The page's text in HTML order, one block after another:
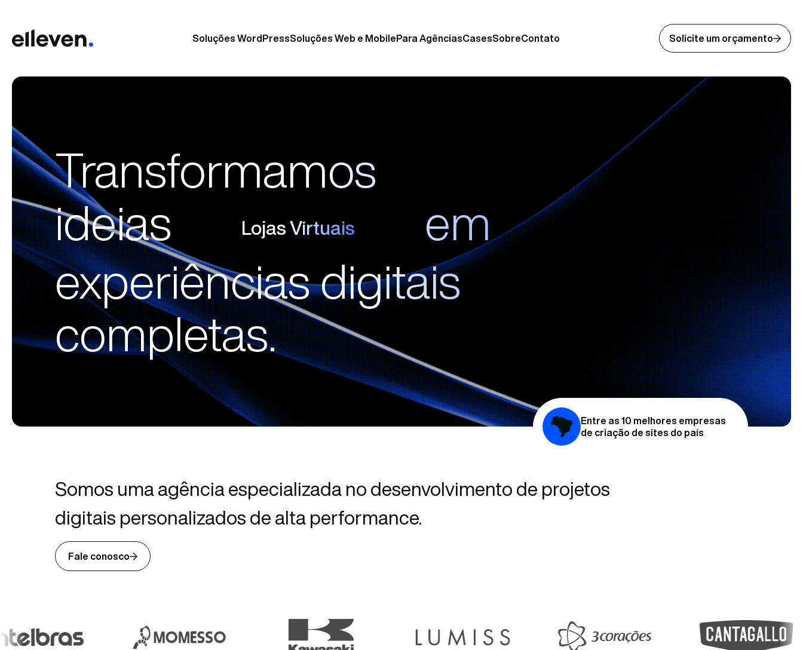
Soluções WordPressSoluções Web e Mobile Para AgênciasCasesSobreContato Solicite um orçamento
Transformamos
ideias
Aplicativos
em
experiências digitais
completas.
Entre as 10 melhores empresas
de criação de sites do país
Somos uma agência especializada no desenvolvimento de projetos
digitais personalizados de alta performance.
Fale conosco